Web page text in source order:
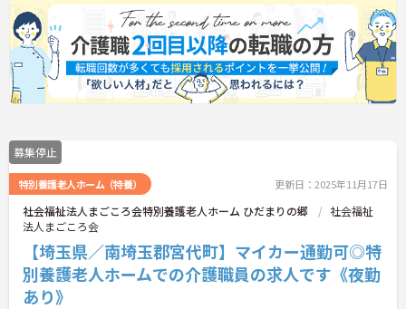
募集停止
特別養護老人ホーム（特養） 更新日：2025年11月17日
社会福祉法人まごころ会特別養護老人ホーム ひだまりの郷
社会福祉
法人まごころ会
【埼玉県／南埼玉郡宮代町】マイカー通勤可◎特
別養護老人ホームでの介護職員の求人です《夜勤
あり》